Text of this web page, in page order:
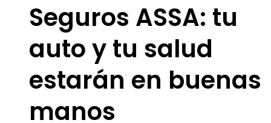
Seguros ASSA: tu
auto y tu salud
estarán en buenas
manos